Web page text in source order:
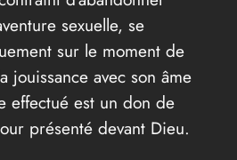
sexuelle, se
sur le moment de
jouissance avec son âme
effectué est un don de
présenté devant Dieu.